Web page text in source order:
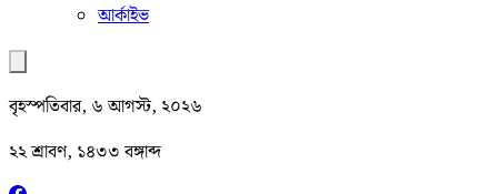
আর্কাইভ
বৃহস্পতিবার, ৬ আগস্ট, ২০২৬
২২ শ্রাবণ, ১৪৩৩ বঙ্গাব্দ